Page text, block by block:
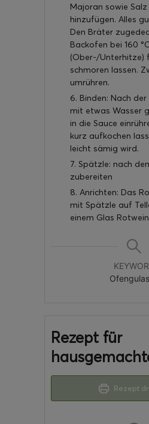
Majoran sowie
hinzufügen. Alles
Den Bräter
Backofen bei 160
(Ober-/Unterhitze)
schmoren lassen.
umrühren.
6. Binden: Nach
mit etwas Wasser
in die Sauce
kurz aufkochen
leicht sämig wird.
7. Spätzle: nach
zubereiten
8. Anrichten: Das
mit Spätzle auf
einem Glas
Rezept für
Rezept